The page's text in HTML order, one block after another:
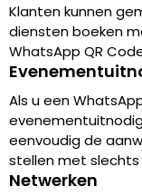
Klanten kunnen
diensten boeken
WhatsApp QR
Als u een
eenvoudig de
stellen met
Netwerken